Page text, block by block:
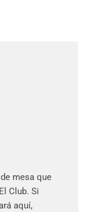
mesa que
Club. Si
aquí,